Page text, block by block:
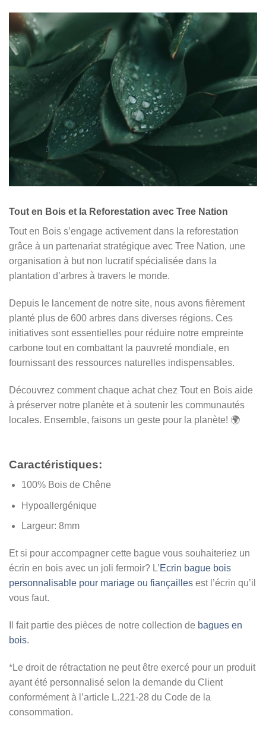
Tout en Bois et la Reforestation avec Tree Nation
Tout en Bois s’engage activement dans la reforestation
grâce à un partenariat stratégique avec Tree Nation, une
organisation à but non lucratif spécialisée dans la
plantation d’arbres à travers le monde.
Depuis le lancement de notre site, nous avons fièrement
planté plus de 600 arbres dans diverses régions. Ces
initiatives sont essentielles pour réduire notre empreinte
carbone tout en combattant la pauvreté mondiale, en
fournissant des ressources naturelles indispensables.
Découvrez comment chaque achat chez Tout en Bois aide
à préserver notre planète et à soutenir les communautés
locales. Ensemble, faisons un geste pour la planète! 🌍
Caractéristiques:
100% Bois de Chêne
Hypoallergénique
Largeur: 8mm
Et si pour accompagner cette bague vous souhaiteriez un
écrin en bois avec un joli fermoir? L’Ecrin bague bois
personnalisable pour mariage ou fiançailles est l’écrin qu’il
vous faut.
Il fait partie des pièces de notre collection de bagues en
bois.
*Le droit de rétractation ne peut être exercé pour un produit
ayant été personnalisé selon la demande du Client
conformément à l’article L.221-28 du Code de la
consommation.